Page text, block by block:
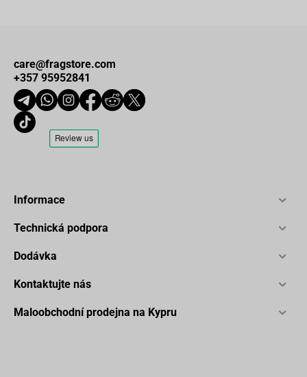
care@fragstore.com
+357 95952841
Informace
Technická podpora
Dodávka
Kontaktujte nás
Maloobchodní prodejna na Kypru